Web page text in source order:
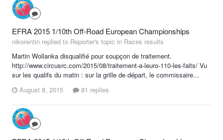
EFRA 2015 1/10th Off-Road European Championships
nikorentin replied to Reporter's topic in Races results
Martin Wollanka disqualifié pour soupçon de traitement.
http://www.circusrc.com/2015/08/traitement-a-leuro-110-les-faits/ Vu
sur les qualifs du matin : sur la grille de départ, le commissaire...
August 8, 2015
81 replies